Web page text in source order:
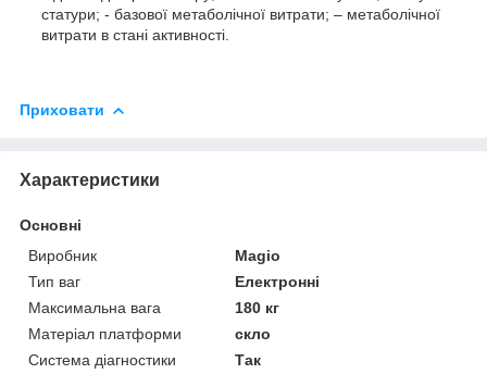
статури; - базової метаболічної витрати; – метаболічної
витрати в стані активності.
Приховати
Характеристики
Основні
Виробник
Magio
Тип ваг
Електронні
Максимальна вага
180 кг
Матеріал платформи
скло
Система діагностики
Так